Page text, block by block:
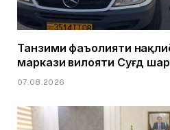
Танзими фаъолияти
маркази вилояти Суғд
07.08.2026